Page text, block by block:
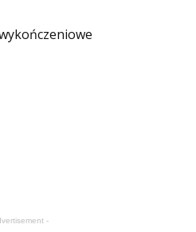
-